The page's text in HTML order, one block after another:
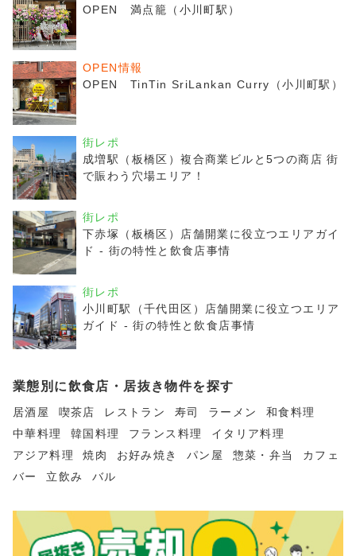
OPEN 満点籠（小川町駅）
OPEN情報
OPEN TinTin SriLankan Curry（小川町駅）
街レポ
成増駅（板橋区）複合商業ビルと5つの商店 街
で賑わう穴場エリア！
街レポ
下赤塚（板橋区）店舗開業に役立つエリアガイ
ド - 街の特性と飲食店事情
街レポ
小川町駅（千代田区）店舗開業に役立つエリア
ガイド - 街の特性と飲食店事情
業態別に飲食店・居抜き物件を探す
居酒屋 喫茶店 レストラン 寿司 ラーメン
和食料理
中華料理
韓国料理 フランス料理
イタリア料理
アジア料理
焼肉 お好み焼き パン屋 惣菜・弁当
カフェ
バー
立飲み バル